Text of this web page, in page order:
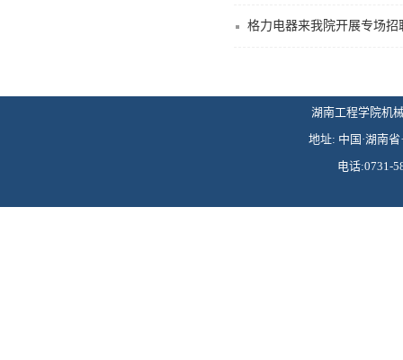
格力电器来我院开展专场招
湖南工程学院机
地址: 中国·湖南
电话:0731-